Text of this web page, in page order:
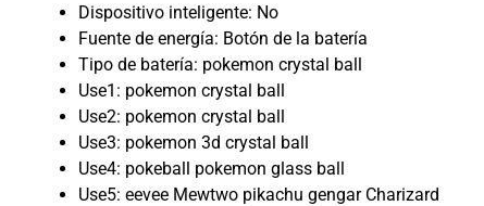
Dispositivo inteligente: No
Fuente de energía: Botón de la batería
Tipo de batería: pokemon crystal ball
Use1: pokemon crystal ball
Use2: pokemon crystal ball
Use3: pokemon 3d crystal ball
Use4: pokeball pokemon glass ball
Use5: eevee Mewtwo pikachu gengar Charizard